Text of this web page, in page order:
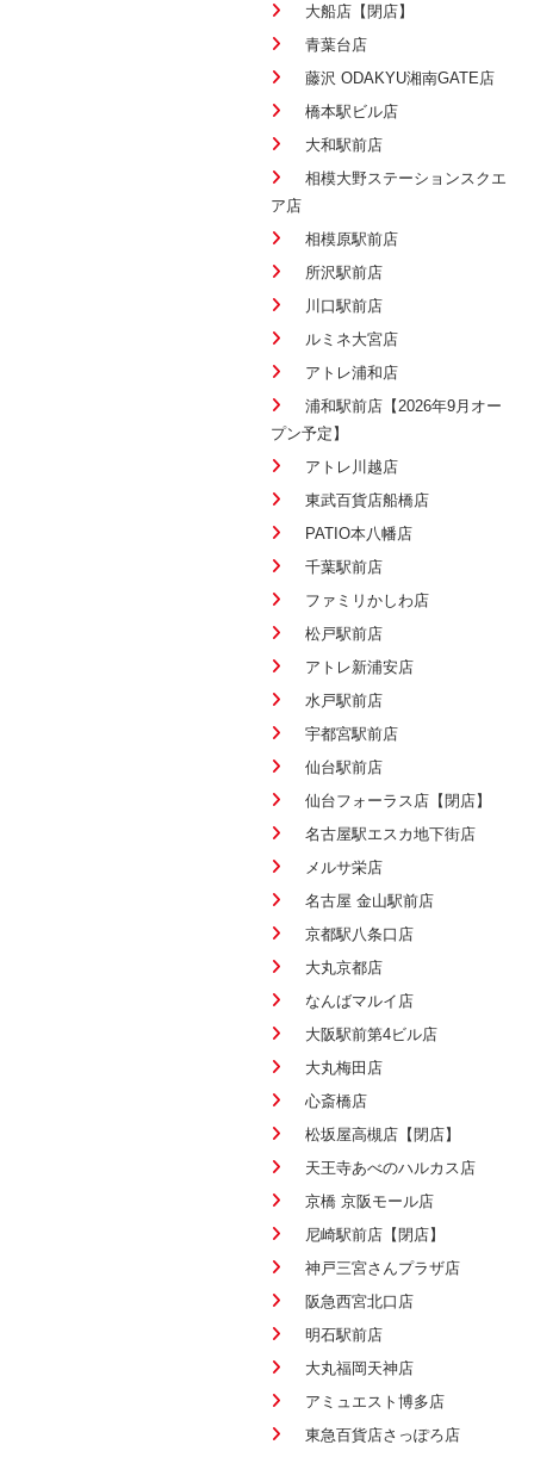
大船店【閉店】
青葉台店
藤沢 ODAKYU湘南GATE店
橋本駅ビル店
大和駅前店
相模大野ステーションスクエ
ア店
相模原駅前店
所沢駅前店
川口駅前店
ルミネ大宮店
アトレ浦和店
浦和駅前店【2026年9月オー
プン予定】
アトレ川越店
東武百貨店船橋店
PATIO本八幡店
千葉駅前店
ファミリかしわ店
松戸駅前店
アトレ新浦安店
水戸駅前店
宇都宮駅前店
仙台駅前店
仙台フォーラス店【閉店】
名古屋駅エスカ地下街店
メルサ栄店
名古屋 金山駅前店
京都駅八条口店
大丸京都店
なんばマルイ店
大阪駅前第4ビル店
大丸梅田店
心斎橋店
松坂屋高槻店【閉店】
天王寺あべのハルカス店
京橋 京阪モール店
尼崎駅前店【閉店】
神戸三宮さんプラザ店
阪急西宮北口店
明石駅前店
大丸福岡天神店
アミュエスト博多店
東急百貨店さっぽろ店